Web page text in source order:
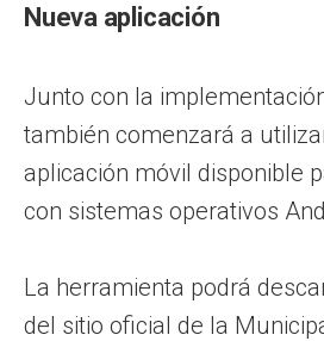
Nueva aplicación
Junto con la
también comenzará a
aplicación móvil disponible
con sistemas operativos
La herramienta podrá
del sitio oficial de la